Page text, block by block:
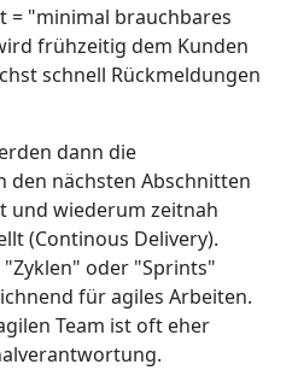
= "minimal brauchbares
frühzeitig dem Kunden
schnell Rückmeldungen
dann die
den nächsten Abschnitten
und wiederum zeitnah
(Continous Delivery).
oder "Sprints"
für agiles Arbeiten.
Team ist oft eher